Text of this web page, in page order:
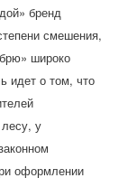
бренд
смешения,
широко
идет о том, что
у
оформлении